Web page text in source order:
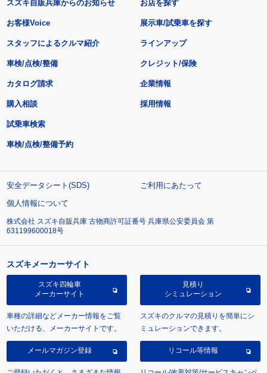
スズキ自販兵庫からのお知らせ
お客様Voice
スタッフによるクルマ紹介
お店を探す
展示車/試乗車を探す
ラインアップ
車検/点検/整備 クレジット/保険
カタログ請求
購入相談
試乗車検索
車検/点検/整備予約
企業情報
採用情報
安全データシート(SDS)
ご利用にあたって
個人情報について
株式会社 スズキ自販兵庫 古物商許可証番号 兵庫県公安委員会 第
631199600018号
スズキメーカーサイト
スズキ四輪車
メーカーサイト
車種の詳細などメーカー情報をご覧
いただける、メーカーサイトです。
見積り
シミュレーション
スズキのクルマの見積りを簡単にシ
ミュレーションできます。
メールマガジン登録 リコール等情報